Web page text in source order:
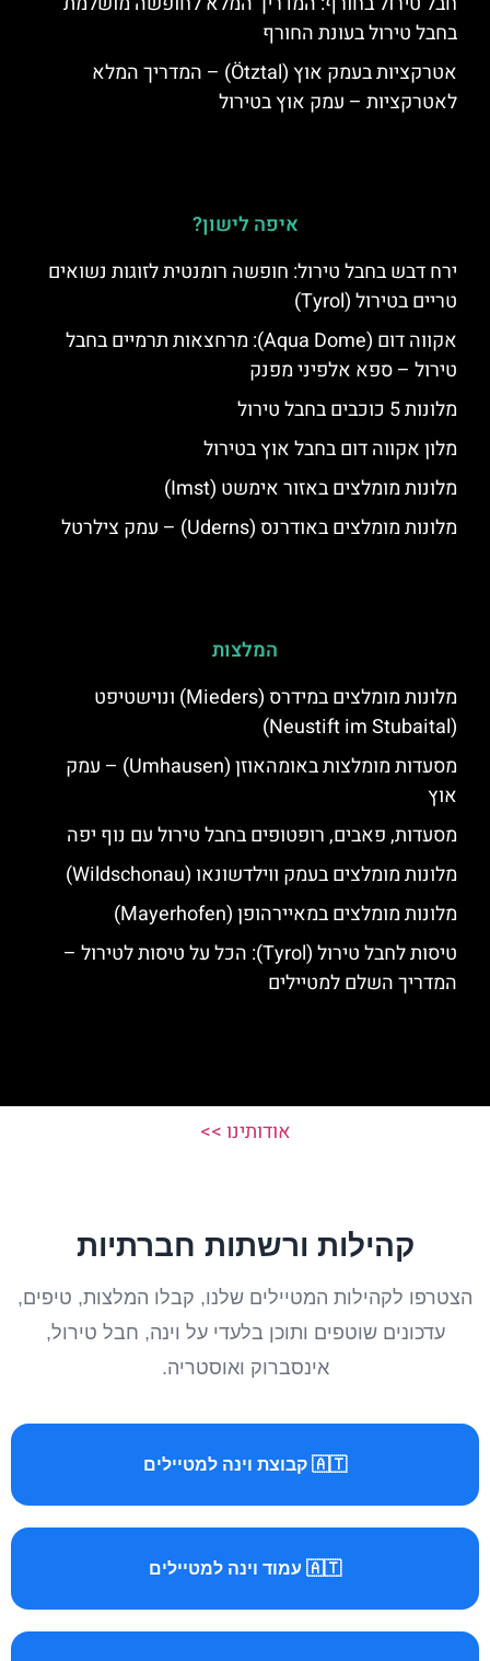
בחבל טירול בעונת החורף
אטרקציות בעמק אוץ (Ötztal) – המדריך המלא
לאטרקציות – עמק אוץ בטירול
איפה לישון?
ירח דבש בחבל טירול: חופשה רומנטית לזוגות נשואים
טריים בטירול (Tyrol)
אקווה דום (Aqua Dome): מרחצאות תרמיים בחבל
טירול – ספא אלפיני מפנק
מלונות 5 כוכבים בחבל טירול
מלון אקווה דום בחבל אוץ בטירול
מלונות מומלצים באזור אימשט (Imst)
מלונות מומלצים באודרנס (Uderns) – עמק צילרטל
המלצות
מלונות מומלצים במידרס (Mieders) ונוישטיפט
(Neustift im Stubaital)
מסעדות מומלצות באומהאוזן (Umhausen) – עמק
אוץ
מסעדות, פאבים, רופטופים בחבל טירול עם נוף יפה
מלונות מומלצים בעמק ווילדשונאו (Wildschonau)
מלונות מומלצים במאיירהופן (Mayerhofen)
טיסות לחבל טירול (Tyrol): הכל על טיסות לטירול –
המדריך השלם למטיילים
אודותינו >>
קהילות ורשתות חברתיות
הצטרפו לקהילות המטיילים שלנו, קבלו המלצות, טיפים,
עדכונים שוטפים ותוכן בלעדי על וינה, חבל טירול,
אינסברוק ואוסטריה.
🇦🇹 קבוצת וינה למטיילים
🇦🇹 עמוד וינה למטיילים